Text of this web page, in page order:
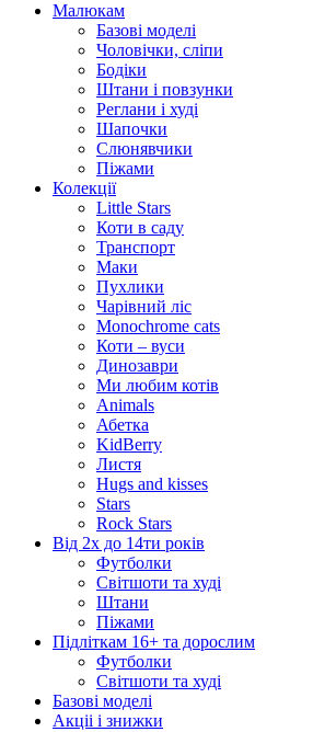
Малюкам
Базові моделі
Чоловічки, сліпи
Бодіки
Штани і повзунки
Реглани і худі
Шапочки
Слюнявчики
Піжами
Колекції
Little Stars
Коти в саду
Транспорт
Маки
Пухлики
Чарівний ліс
Monochrome cats
Коти – вуси
Динозаври
Ми любим котів
Animals
Абетка
KidBerry
Листя
Hugs and kisses
Stars
Rock Stars
Від 2х до 14ти років
Футболки
Світшоти та худі
Штани
Піжами
Підліткам 16+ та дорослим
Футболки
Світшоти та худі
Базові моделі
Акціі і знижки